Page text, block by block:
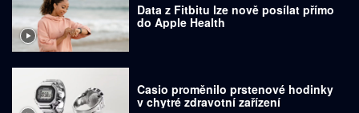
Data z Fitbitu lze nově posílat přímo
do Apple Health
Casio proměnilo prstenové hodinky
v chytré zdravotní zařízení